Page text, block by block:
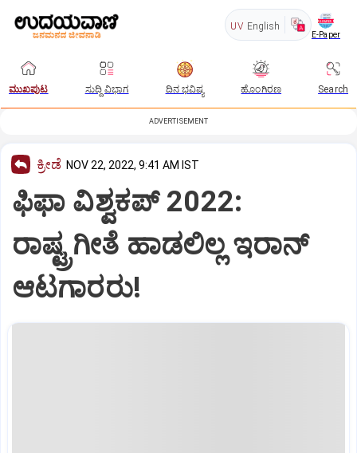
UV English
E-Paper
ಮುಖಪುಟ ಸುದ್ದಿ ವಿಭಾಗ ದಿನ ಭವಿಷ್ಯ ಹೊಂಗಿರಣ Search
ADVERTISEMENT
ಕ್ರೀಡೆ NOV 22, 2022, 9:41 AM IST
ಫಿಫಾ ವಿಶ್ವಕಪ್ 2022:
ರಾಷ್ಟ್ರಗೀತೆ ಹಾಡಲಿಲ್ಲ ಇರಾನ್‌
ಆಟಗಾರರು!